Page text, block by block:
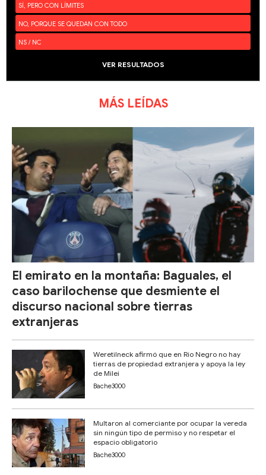
SÍ, PERO CON LÍMITES
NO, PORQUE SE QUEDAN CON TODO
NS / NC
VER RESULTADOS
MÁS LEÍDAS
El emirato en la montaña: Baguales, el
caso barilochense que desmiente el
discurso nacional sobre tierras
extranjeras
Weretilneck afirmó que en Río Negro no hay
tierras de propiedad extranjera y apoya la ley
de Milei
Bache3000
Multaron al comerciante por ocupar la vereda
sin ningún tipo de permiso y no respetar el
espacio obligatorio
Bache3000